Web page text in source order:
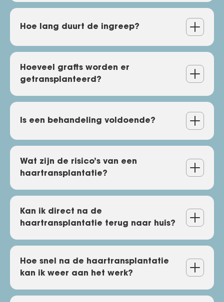
Is het mogelijk om de
Hoe lang duurt de ingreep?
Hoe lang duurt de ingreep?
Hoeveel grafts worden er
getransplanteerd?
Hoeveel grafts worden er
Is een behandeling voldoende?
Is een behandeling
voldoende?
Wat zijn de risico’s van een
haartransplantatie?
Wat zijn de risico’s van een
haartransplantatie?
Kan ik direct na de
haartransplantatie terug naar huis?
Kan ik direct na de
haartransplantatie terug naar
huis?
Hoe snel na de haartransplantatie
kan ik weer aan het werk?